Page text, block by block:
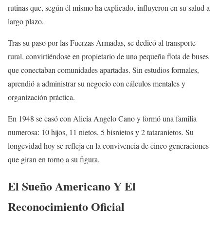
rutinas que, según él mismo ha explicado, influyeron en su salud a
largo plazo.
Tras su paso por las Fuerzas Armadas, se dedicó al transporte
rural, convirtiéndose en propietario de una pequeña flota de buses
que conectaban comunidades apartadas. Sin estudios formales,
aprendió a administrar su negocio con cálculos mentales y
organización práctica.
En 1948 se casó con Alicia Angelo Cano y formó una familia
numerosa: 10 hijos, 11 nietos, 5 bisnietos y 2 tataranietos. Su
longevidad hoy se refleja en la convivencia de cinco generaciones
que giran en torno a su figura.
El Sueño Americano Y El
Reconocimiento Oficial